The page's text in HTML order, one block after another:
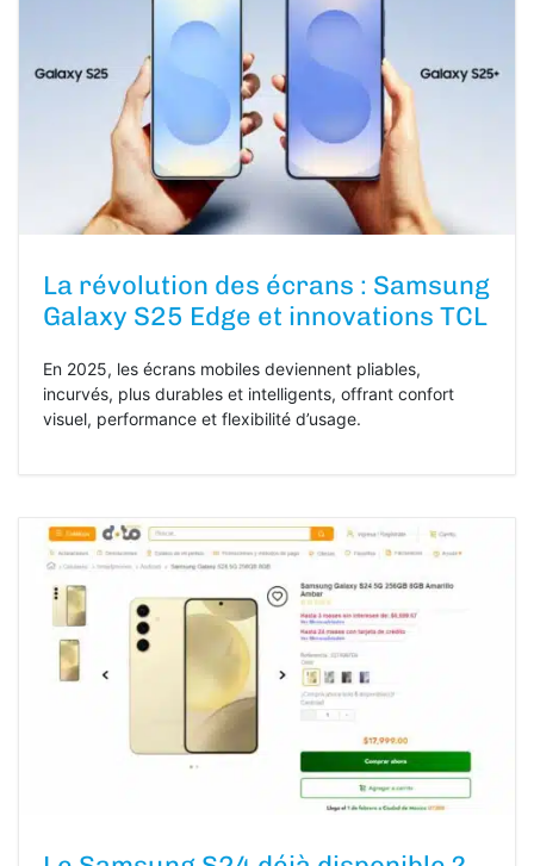
La révolution des écrans : Samsung
Galaxy S25 Edge et innovations TCL
En 2025, les écrans mobiles deviennent pliables,
incurvés, plus durables et intelligents, offrant confort
visuel, performance et flexibilité d’usage.